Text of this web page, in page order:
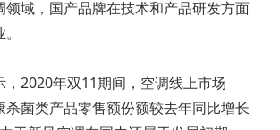
领域，国产品牌在技术和产品研发方面
，2020年双11期间，空调线上市场
杀菌类产品零售额份额较去年同比增长